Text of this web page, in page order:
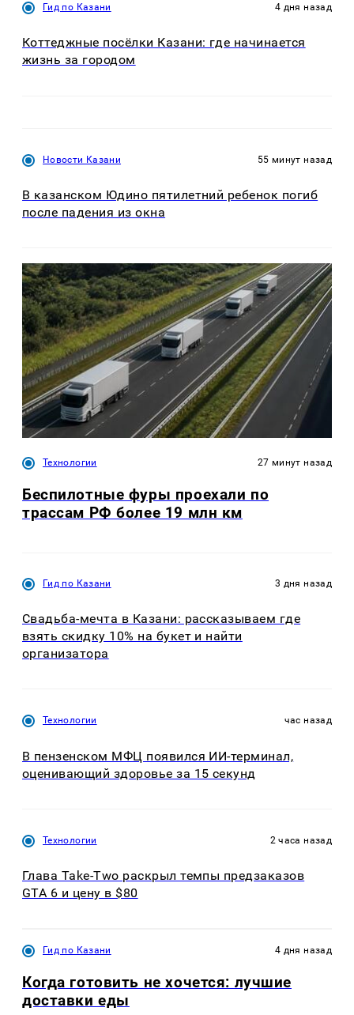
Гид по Казани 4 дня назад
Коттеджные посёлки Казани: где начинается
жизнь за городом
Новости Казани 55 минут назад
В казанском Юдино пятилетний ребенок погиб
после падения из окна
Технологии 27 минут назад
Беспилотные фуры проехали по
трассам РФ более 19 млн км
Гид по Казани 3 дня назад
Свадьба-мечта в Казани: рассказываем где
взять скидку 10% на букет и найти
организатора
Технологии час назад
В пензенском МФЦ появился ИИ-терминал,
оценивающий здоровье за 15 секунд
Технологии 2 часа назад
Глава Take-Two раскрыл темпы предзаказов
GTA 6 и цену в $80
Гид по Казани 4 дня назад
Когда готовить не хочется: лучшие
доставки еды